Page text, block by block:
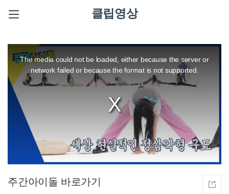
클립영상
modal
window.
The media could not be loaded, either because the server or
network failed or because the format is not supported.
주간아이돌